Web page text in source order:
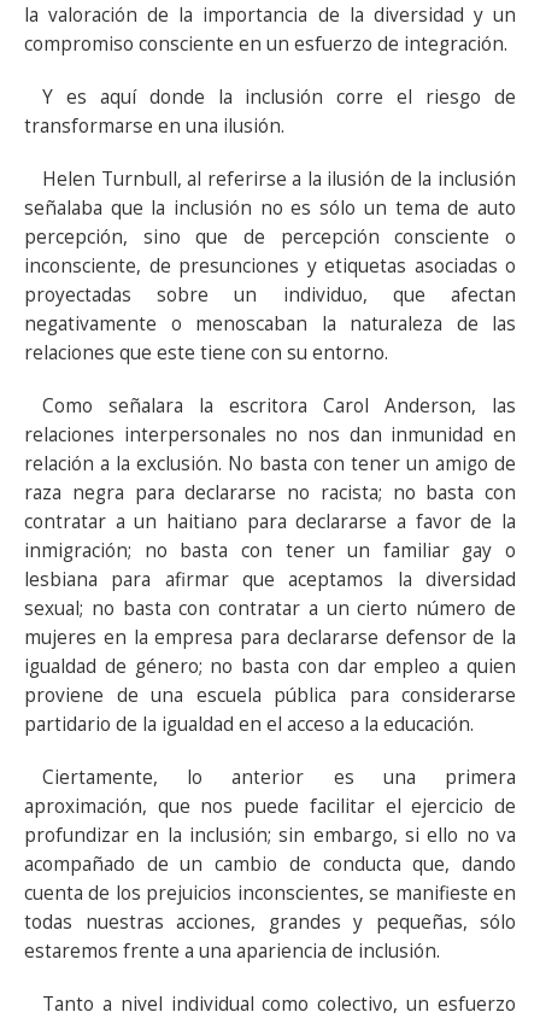
la valoración de la importancia de la diversidad y un
compromiso consciente en un esfuerzo de integración.
Y es aquí donde la inclusión corre el riesgo de
transformarse en una ilusión.
Helen Turnbull, al referirse a la ilusión de la inclusión
señalaba que la inclusión no es sólo un tema de auto
percepción, sino que de percepción consciente o
inconsciente, de presunciones y etiquetas asociadas o
proyectadas sobre un individuo, que afectan
negativamente o menoscaban la naturaleza de las
relaciones que este tiene con su entorno.
Como señalara la escritora Carol Anderson, las
relaciones interpersonales no nos dan inmunidad en
relación a la exclusión. No basta con tener un amigo de
raza negra para declararse no racista; no basta con
contratar a un haitiano para declararse a favor de la
inmigración; no basta con tener un familiar gay o
lesbiana para afirmar que aceptamos la diversidad
sexual; no basta con contratar a un cierto número de
mujeres en la empresa para declararse defensor de la
igualdad de género; no basta con dar empleo a quien
proviene de una escuela pública para considerarse
partidario de la igualdad en el acceso a la educación.
Ciertamente, lo anterior es una primera
aproximación, que nos puede facilitar el ejercicio de
profundizar en la inclusión; sin embargo, si ello no va
acompañado de un cambio de conducta que, dando
cuenta de los prejuicios inconscientes, se manifieste en
todas nuestras acciones, grandes y pequeñas, sólo
estaremos frente a una apariencia de inclusión.
Tanto a nivel individual como colectivo, un esfuerzo